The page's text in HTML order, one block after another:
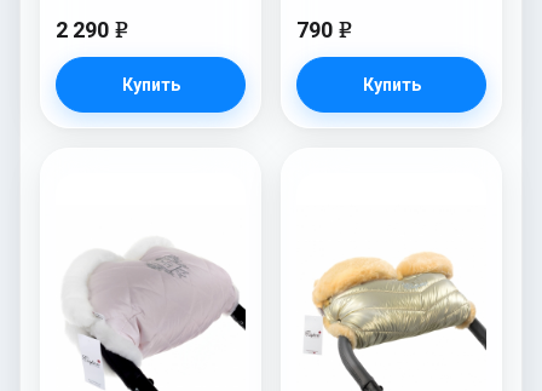
2 290 e
Купить
790 e
Купить